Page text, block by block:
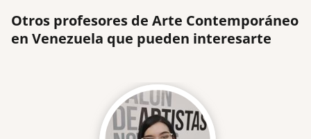
Otros profesores de Arte Contemporáneo
en Venezuela que pueden interesarte